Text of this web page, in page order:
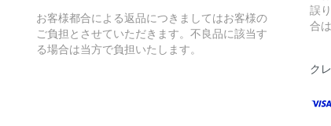
お客様都合による返品につきましてはお客様の
ご負担とさせていただきます。不良品に該当す
る場合は当方で負担いたします。
誤
合
ク